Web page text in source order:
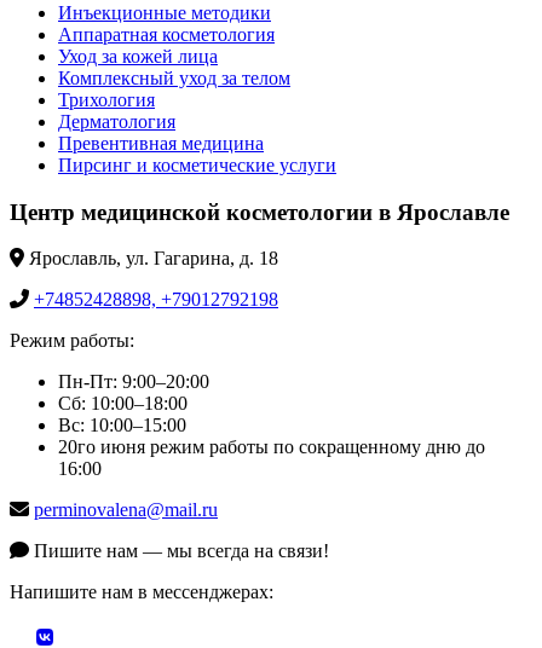
Инъекционные методики
Аппаратная косметология
Уход за кожей лица
Комплексный уход за телом
Трихология
Дерматология
Превентивная медицина
Пирсинг и косметические услуги
Центр медицинской косметологии в Ярославле
Ярославль, ул. Гагарина, д. 18
+74852428898, +79012792198
Режим работы:
Пн-Пт: 9:00–20:00
Сб: 10:00–18:00
Вс: 10:00–15:00
20го июня режим работы по сокращенному дню до
16:00
perminovalena@mail.ru
Пишите нам — мы всегда на связи!
Напишите нам в мессенджерах: